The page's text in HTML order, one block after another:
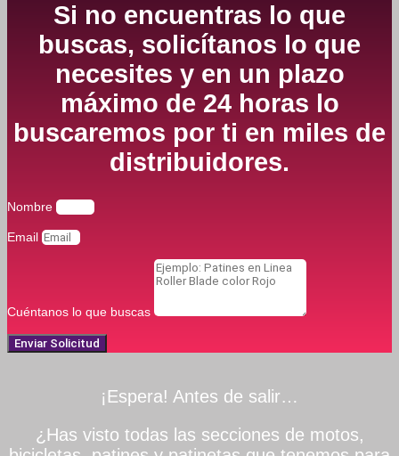
Si no encuentras lo que
buscas, solicítanos lo que
necesites y en un plazo
máximo de 24 horas lo
buscaremos por ti en miles de
distribuidores.
Nombre
Email
Cuéntanos lo que buscas
Enviar Solicitud
¡Espera! Antes de salir…
¿Has visto todas las secciones de motos,